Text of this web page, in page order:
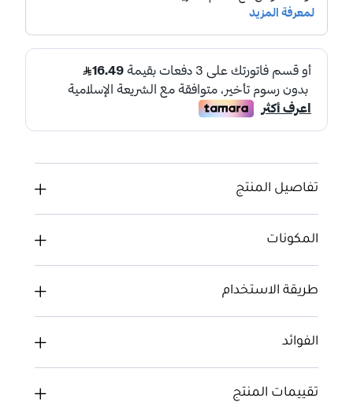
تفاصيل المنتج
المكونات
طريقة الاستخدام
الفوائد
تقييمات المنتج